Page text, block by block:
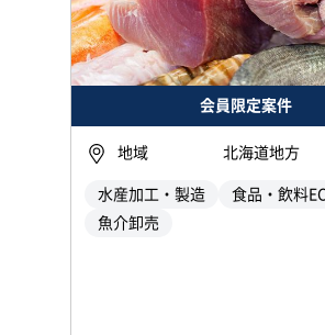
会員限定案件
地域 北海道地方
水産加工・製造
食品・飲料EC
魚介卸売